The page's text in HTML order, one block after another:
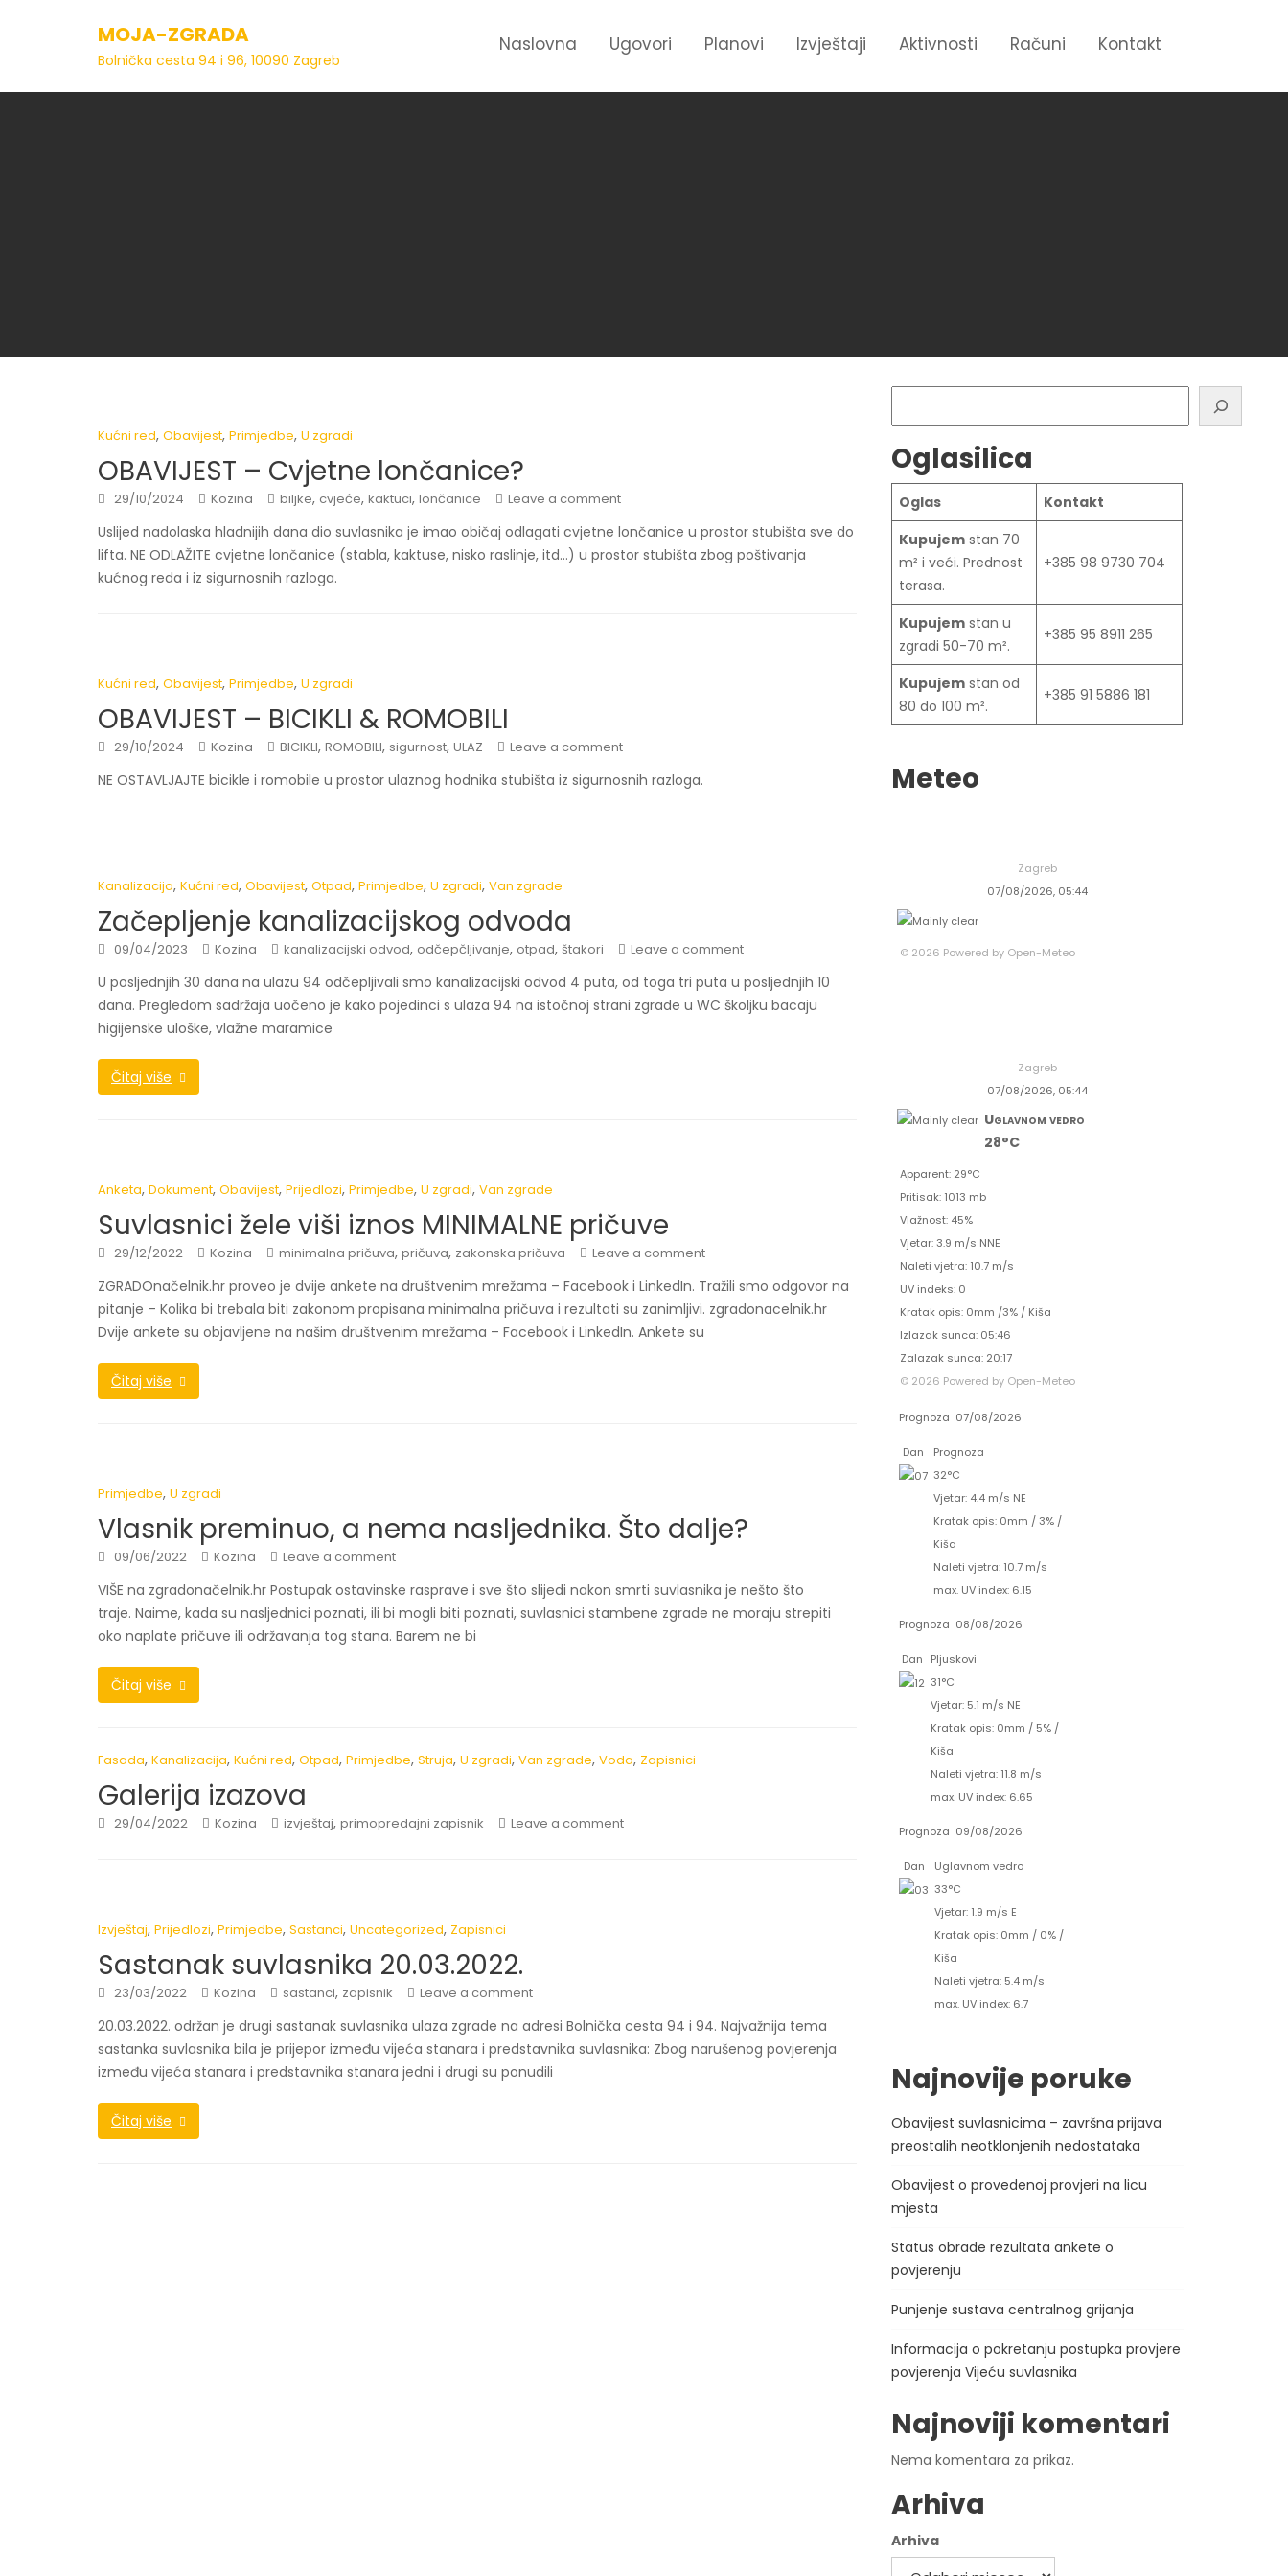
MOJA-ZGRADA
Bolnička cesta 94 i 96, 10090 Zagreb
Naslovna Ugovori Planovi Izvještaji Aktivnosti Računi Kontakt
Kućni red, Obavijest, Primjedbe, U zgradi
OBAVIJEST – Cvjetne lončanice?
29/10/2024 Kozina biljke, cvjeće, kaktuci, lončanice Leave a comment
Uslijed nadolaska hladnijih dana dio suvlasnika je imao običaj odlagati cvjetne lončanice u prostor stubišta sve do
lifta. NE ODLAŽITE cvjetne lončanice (stabla, kaktuse, nisko raslinje, itd…) u prostor stubišta zbog poštivanja
kućnog reda i iz sigurnosnih razloga.
Kućni red, Obavijest, Primjedbe, U zgradi
OBAVIJEST – BICIKLI & ROMOBILI
29/10/2024 Kozina BICIKLI, ROMOBILI, sigurnost, ULAZ Leave a comment
NE OSTAVLJAJTE bicikle i romobile u prostor ulaznog hodnika stubišta iz sigurnosnih razloga.
Kanalizacija, Kućni red, Obavijest, Otpad, Primjedbe, U zgradi, Van zgrade
Začepljenje kanalizacijskog odvoda
09/04/2023 Kozina kanalizacijski odvod, odčepčljivanje, otpad, štakori Leave a comment
U posljednjih 30 dana na ulazu 94 odčepljivali smo kanalizacijski odvod 4 puta, od toga tri puta u posljednjih 10
dana. Pregledom sadržaja uočeno je kako pojedinci s ulaza 94 na istočnoj strani zgrade u WC školjku bacaju
higijenske uloške, vlažne maramice
Čitaj više
Anketa, Dokument, Obavijest, Prijedlozi, Primjedbe, U zgradi, Van zgrade
Suvlasnici žele viši iznos MINIMALNE pričuve
29/12/2022 Kozina minimalna pričuva, pričuva, zakonska pričuva Leave a comment
ZGRADOnačelnik.hr proveo je dvije ankete na društvenim mrežama – Facebook i LinkedIn. Tražili smo odgovor na
pitanje – Kolika bi trebala biti zakonom propisana minimalna pričuva i rezultati su zanimljivi. zgradonacelnik.hr
Dvije ankete su objavljene na našim društvenim mrežama – Facebook i LinkedIn. Ankete su
Čitaj više
Primjedbe, U zgradi
Vlasnik preminuo, a nema nasljednika. Što dalje?
09/06/2022 Kozina Leave a comment
VIŠE na zgradonačelnik.hr Postupak ostavinske rasprave i sve što slijedi nakon smrti suvlasnika je nešto što
traje. Naime, kada su nasljednici poznati, ili bi mogli biti poznati, suvlasnici stambene zgrade ne moraju strepiti
oko naplate pričuve ili održavanja tog stana. Barem ne bi
Čitaj više
Fasada, Kanalizacija, Kućni red, Otpad, Primjedbe, Struja, U zgradi, Van zgrade, Voda, Zapisnici
Galerija izazova
29/04/2022 Kozina izvještaj, primopredajni zapisnik Leave a comment
Izvještaj, Prijedlozi, Primjedbe, Sastanci, Uncategorized, Zapisnici
Sastanak suvlasnika 20.03.2022.
23/03/2022 Kozina sastanci, zapisnik Leave a comment
20.03.2022. održan je drugi sastanak suvlasnika ulaza zgrade na adresi Bolnička cesta 94 i 94. Najvažnija tema
sastanka suvlasnika bila je prijepor između vijeća stanara i predstavnika suvlasnika: Zbog narušenog povjerenja
između vijeća stanara i predstavnika stanara jedni i drugi su ponudili
Čitaj više
Oglasilica
Oglas
Kontakt
Kupujem stan 70
m² i veći. Prednost
terasa.
+385 98 9730 704
Kupujem stan u
zgradi 50-70 m².
+385 95 8911 265
Kupujem stan od
80 do 100 m².
+385 91 5886 181
Meteo
Zagreb
07/08/2026, 05:44
© 2026 Powered by Open-Meteo
Zagreb
07/08/2026, 05:44
Uglavnom vedro
28°C
Apparent: 29°C
Pritisak: 1013 mb
Vlažnost: 45%
Vjetar: 3.9 m/s NNE
Naleti vjetra: 10.7 m/s
UV indeks: 0
Kratak opis: 0mm /3% / Kiša
Izlazak sunca: 05:46
Zalazak sunca: 20:17
© 2026 Powered by Open-Meteo
Prognoza 07/08/2026
Dan
Prognoza
32°C
Vjetar: 4.4 m/s NE
Kratak opis: 0mm /3% /
Kiša
Naleti vjetra: 10.7 m/s
max. UV index: 6.15
Prognoza 08/08/2026
Dan
Pljuskovi
31°C
Vjetar: 5.1 m/s NE
Kratak opis: 0mm / 5% /
Kiša
Naleti vjetra: 11.8 m/s
max. UV index: 6.65
Prognoza 09/08/2026
Dan
Uglavnom vedro
33°C
Vjetar: 1.9 m/s E
Kratak opis: 0mm / 0% /
Kiša
Naleti vjetra: 5.4 m/s
max. UV index: 6.7
Najnovije poruke
Obavijest suvlasnicima – završna prijava
preostalih neotklonjenih nedostataka
Obavijest o provedenoj provjeri na licu
mjesta
Status obrade rezultata ankete o
povjerenju
Punjenje sustava centralnog grijanja
Informacija o pokretanju postupka provjere
povjerenja Vijeću suvlasnika
Najnoviji komentari
Nema komentara za prikaz.
Arhiva
Arhiva